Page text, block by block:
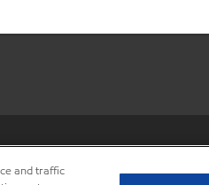
and traffic